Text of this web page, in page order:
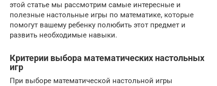
этой статье мы рассмотрим самые интересные и
полезные настольные игры по математике, которые
помогут вашему ребенку полюбить этот предмет и
развить необходимые навыки.
Критерии выбора математических настольных
игр
При выборе математической настольной игры